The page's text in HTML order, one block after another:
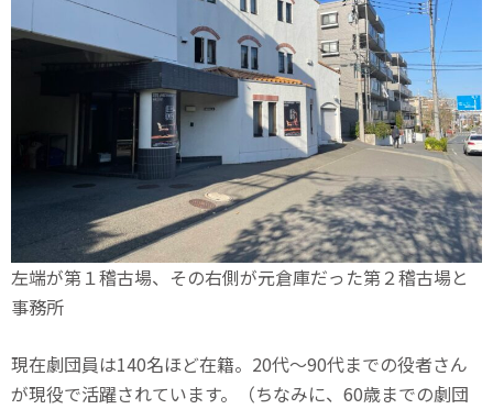
左端が第１稽古場、その右側が元倉庫だった第２稽古場と
事務所
現在劇団員は140名ほど在籍。20代～90代までの役者さん
が現役で活躍されています。（ちなみに、60歳までの劇団